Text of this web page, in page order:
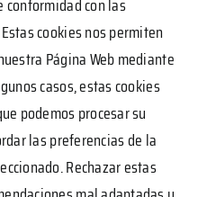
con las
cookies nos permiten
Página Web mediante
casos, estas cookies
podemos procesar su
las preferencias de la
Rechazar estas